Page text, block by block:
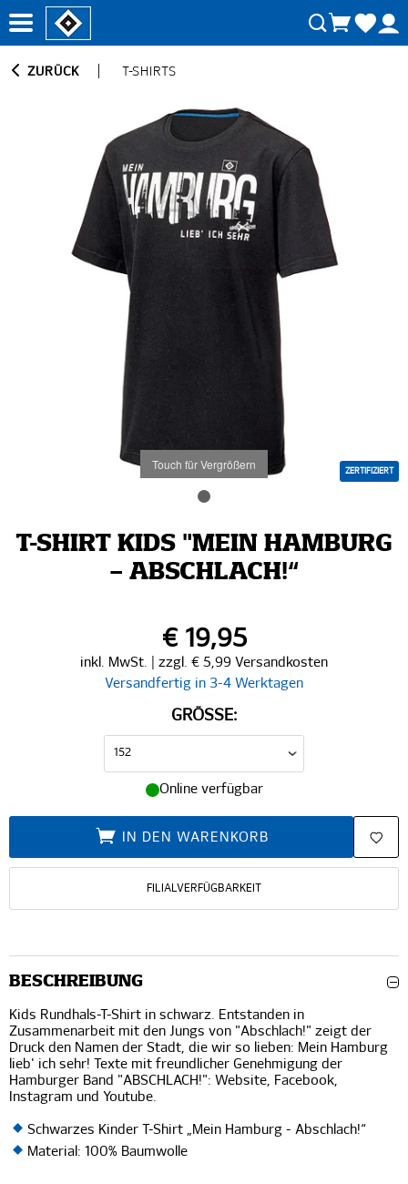
ZURÜCK T-SHIRTS
Touch für Vergrößern ZERTIFIZIERT
T-SHIRT KIDS "MEIN HAMBURG
– ABSCHLACH!“
€ 19,95
inkl. MwSt. | zzgl. € 5,99 Versandkosten
Versandfertig in 3-4 Werktagen
GRÖSSE:
Online verfügbar
IN DEN WARENKORB
FILIALVERFÜGBARKEIT
BESCHREIBUNG
Kids Rundhals-T-Shirt in schwarz. Entstanden in
Zusammenarbeit mit den Jungs von "Abschlach!" zeigt der
Druck den Namen der Stadt, die wir so lieben: Mein Hamburg
lieb' ich sehr! Texte mit freundlicher Genehmigung der
Hamburger Band "ABSCHLACH!": Website, Facebook,
Instagram und Youtube.
Schwarzes Kinder T-Shirt „Mein Hamburg - Abschlach!“
Material: 100% Baumwolle